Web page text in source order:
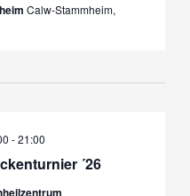
Calw-Stammheim,
´26
-21:00